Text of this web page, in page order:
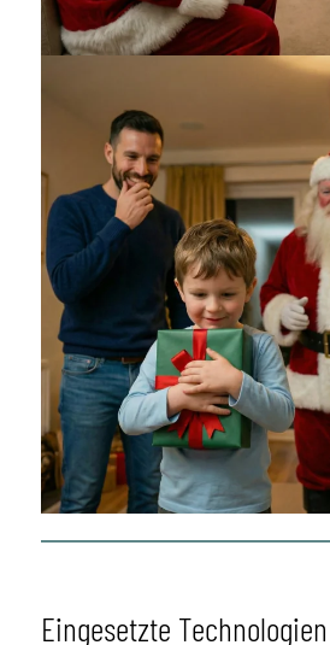
Eingesetzte Technologien